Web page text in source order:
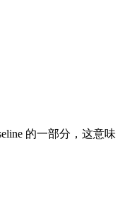
的一部分，这意味